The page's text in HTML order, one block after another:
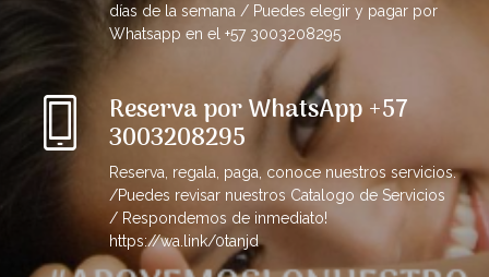
días de la semana / Puedes elegir y pagar por
Whatsapp en el +57 3003208295
Reserva por WhatsApp +57
3003208295
Reserva, regala, paga, conoce nuestros servicios.
/Puedes revisar nuestros Catalogo de Servicios
/ Respondemos de inmediato!
https://wa.link/0tanjd